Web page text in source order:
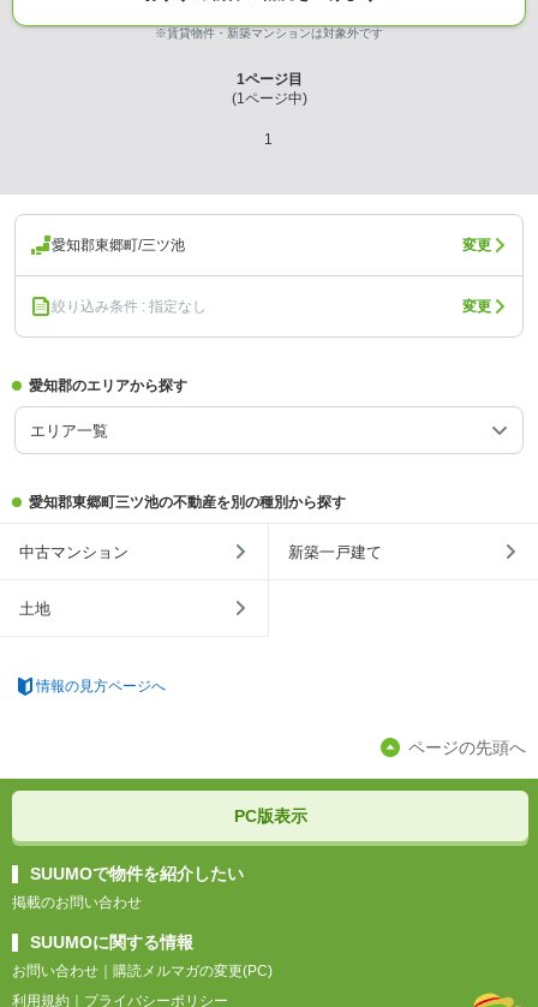
※賃貸物件・新築マンションは対象外です
1ページ目
(1ページ中)
1
愛知郡東郷町/三ツ池 変更
絞り込み条件 : 指定なし 変更
愛知郡のエリアから探す
エリア一覧
愛知郡東郷町三ツ池の不動産を別の種別から探す
中古マンション 新築一戸建て
土地
情報の見方ページへ
ページの先頭へ
PC版表示
SUUMOで物件を紹介したい
掲載のお問い合わせ
SUUMOに関する情報
お問い合わせ
購読メルマガの変更(PC)
利用規約
プライバシーポリシー